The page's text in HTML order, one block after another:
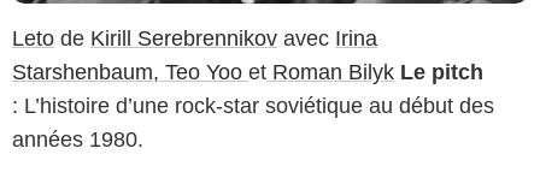
Leto de Kirill Serebrennikov avec Irina
Starshenbaum, Teo Yoo et Roman Bilyk Le pitch
: L’histoire d’une rock-star soviétique au début des
années 1980.